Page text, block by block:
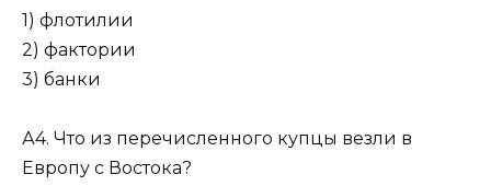
1) флотилии
2) фактории
3) банки
А4. Что из перечисленного купцы везли в
Европу с Востока?